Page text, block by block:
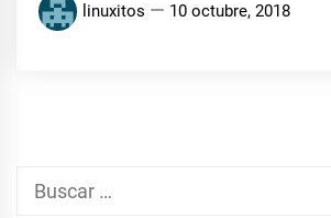
linuxitos 10 octubre, 2018
Buscar: